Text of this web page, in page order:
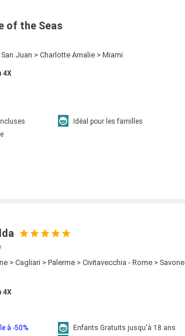
of the Seas
Juan > Charlotte Amalie > Miami
4X
Idéal pour les familles
> Cagliari > Palerme > Civitavecchia - Rome > Savone
4X
à -50%
Enfants Gratuits jusqu'à 18 ans